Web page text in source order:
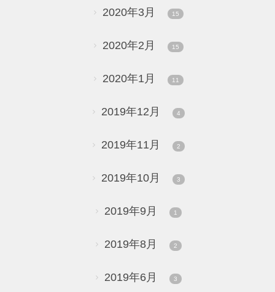
2020年3月 15
2020年2月 15
2020年1月 11
2019年12月 4
2019年11月 2
2019年10月 3
2019年9月 1
2019年8月 2
2019年6月 3